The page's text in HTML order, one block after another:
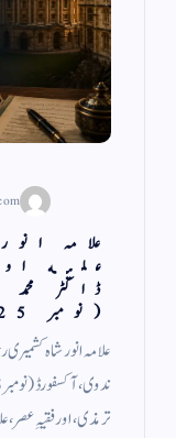
علامہ
عليه
ڈاکٹر
(نومبر 2025)
علامہ انور شاہ کشمیری